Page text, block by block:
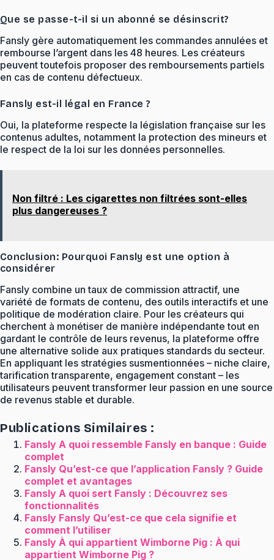
Que se passe-t-il si un abonné se désinscrit?
Fansly gère automatiquement les commandes annulées et
rembourse l’argent dans les 48 heures. Les créateurs
peuvent toutefois proposer des remboursements partiels
en cas de contenu défectueux.
Fansly est-il légal en France ?
Oui, la plateforme respecte la législation française sur les
contenus adultes, notamment la protection des mineurs et
le respect de la loi sur les données personnelles.
Non filtré : Les cigarettes non filtrées sont-elles
plus dangereuses ?
Conclusion: Pourquoi Fansly est une option à
considérer
Fansly combine un taux de commission attractif, une
variété de formats de contenu, des outils interactifs et une
politique de modération claire. Pour les créateurs qui
cherchent à monétiser de manière indépendante tout en
gardant le contrôle de leurs revenus, la plateforme offre
une alternative solide aux pratiques standards du secteur.
En appliquant les stratégies susmentionnées – niche claire,
tarification transparente, engagement constant – les
utilisateurs peuvent transformer leur passion en une source
de revenus stable et durable.
Publications Similaires :
Fansly A quoi ressemble Fansly en banque : Guide
complet
Fansly Qu’est-ce que l’application Fansly ? Guide
complet et avantages
Fansly A quoi sert Fansly : Découvrez ses
fonctionnalités
Fansly Fansly Qu’est-ce que cela signifie et
comment l’utiliser
Fansly À qui appartient Wimborne Pig : À qui
appartient Wimborne Pig ?